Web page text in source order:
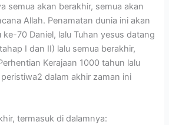
semua akan berakhir, semua akan
Allah. Penamatan dunia ini akan
70 Daniel, lalu Tuhan yesus datang
I dan II) lalu semua berakhir,
Kerajaan 1000 tahun lalu
dalam akhir zaman ini
termasuk di dalamnya: